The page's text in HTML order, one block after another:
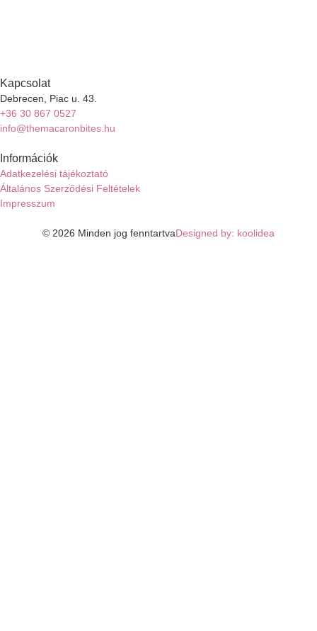
Kapcsolat
Debrecen, Piac u. 43.
+36 30 867 0527
info@themacaronbites.hu
Információk
Adatkezelési tájékoztató
Általános Szerződési Feltételek
Impresszum
© 2026 Minden jog fenntartvaDesigned by: koolidea